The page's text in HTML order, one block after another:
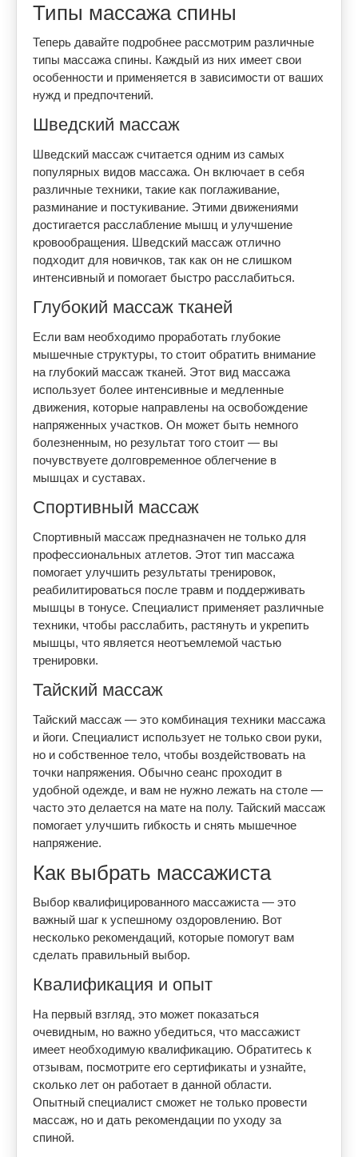
Типы массажа спины
Теперь давайте подробнее рассмотрим различные
типы массажа спины. Каждый из них имеет свои
особенности и применяется в зависимости от ваших
нужд и предпочтений.
Шведский массаж
Шведский массаж считается одним из самых
популярных видов массажа. Он включает в себя
различные техники, такие как поглаживание,
разминание и постукивание. Этими движениями
достигается расслабление мышц и улучшение
кровообращения. Шведский массаж отлично
подходит для новичков, так как он не слишком
интенсивный и помогает быстро расслабиться.
Глубокий массаж тканей
Если вам необходимо проработать глубокие
мышечные структуры, то стоит обратить внимание
на глубокий массаж тканей. Этот вид массажа
использует более интенсивные и медленные
движения, которые направлены на освобождение
напряженных участков. Он может быть немного
болезненным, но результат того стоит — вы
почувствуете долговременное облегчение в
мышцах и суставах.
Спортивный массаж
Спортивный массаж предназначен не только для
профессиональных атлетов. Этот тип массажа
помогает улучшить результаты тренировок,
реабилитироваться после травм и поддерживать
мышцы в тонусе. Специалист применяет различные
техники, чтобы расслабить, растянуть и укрепить
мышцы, что является неотъемлемой частью
тренировки.
Тайский массаж
Тайский массаж — это комбинация техники массажа
и йоги. Специалист использует не только свои руки,
но и собственное тело, чтобы воздействовать на
точки напряжения. Обычно сеанс проходит в
удобной одежде, и вам не нужно лежать на столе —
часто это делается на мате на полу. Тайский массаж
помогает улучшить гибкость и снять мышечное
напряжение.
Как выбрать массажиста
Выбор квалифицированного массажиста — это
важный шаг к успешному оздоровлению. Вот
несколько рекомендаций, которые помогут вам
сделать правильный выбор.
Квалификация и опыт
На первый взгляд, это может показаться
очевидным, но важно убедиться, что массажист
имеет необходимую квалификацию. Обратитесь к
отзывам, посмотрите его сертификаты и узнайте,
сколько лет он работает в данной области.
Опытный специалист сможет не только провести
массаж, но и дать рекомендации по уходу за
спиной.